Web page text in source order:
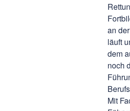
an
läuft
dem
noch
Mit